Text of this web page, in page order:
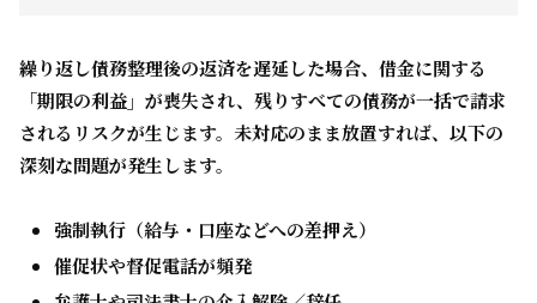
繰り返し債務整理後の返済を遅延した場合、借金に関する
「期限の利益」が喪失され、残りすべての債務が一括で請求
されるリスクが生じます。未対応のまま放置すれば、以下の
深刻な問題が発生します。
強制執行（給与・口座などへの差押え）
催促状や督促電話が頻発